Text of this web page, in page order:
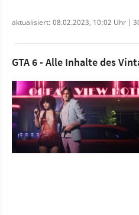
aktualisiert: 08.02.2023, 10:02 Uhr |
GTA 6 - Alle Inhalte des